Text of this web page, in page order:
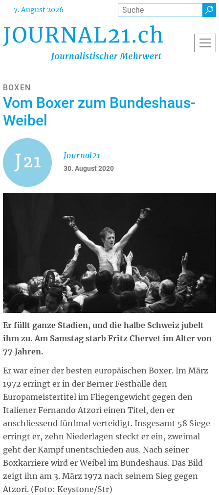
Direkt
Inhalt
7. August 2026 Suche
BOXEN
Vom Boxer zum Bundeshaus-
Weibel
30. August 2020
Journal21
Er füllt ganze Stadien, und die halbe Schweiz jubelt
ihm zu. Am Samstag starb Fritz Chervet im Alter von
77 Jahren.
Er war einer der besten europäischen Boxer. Im März
1972 erringt er in der Berner Festhalle den
Europameistertitel im Fliegengewicht gegen den
Italiener Fernando Atzori einen Titel, den er
anschliessend fünfmal verteidigt. Insgesamt 58 Siege
erringt er, zehn Niederlagen steckt er ein, zweimal
geht der Kampf unentschieden aus. Nach seiner
Boxkarriere wird er Weibel im Bundeshaus. Das Bild
zeigt ihn am 3. März 1972 nach seinem Sieg gegen
Atzori. (Foto: Keystone/Str)